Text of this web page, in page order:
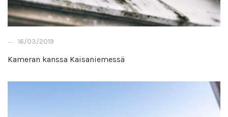
16/03/2019
Kameran kanssa Kaisaniemessä